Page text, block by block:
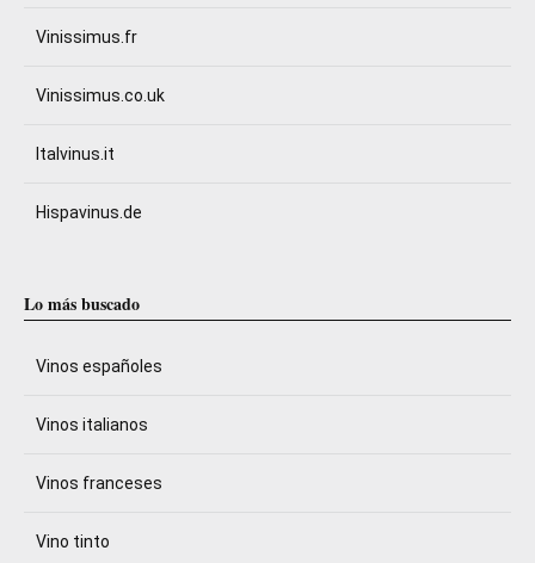
Vinissimus.fr
Vinissimus.co.uk
Italvinus.it
Hispavinus.de
Lo más buscado
Vinos españoles
Vinos italianos
Vinos franceses
Vino tinto